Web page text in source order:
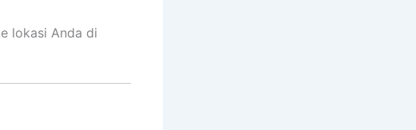
lokasi Anda di